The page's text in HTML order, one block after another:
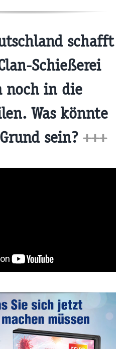
schafft
Schießerei
noch in die
Was könnte
sein? +++